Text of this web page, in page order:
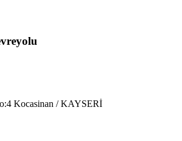
Kocasinan / KAYSERİ